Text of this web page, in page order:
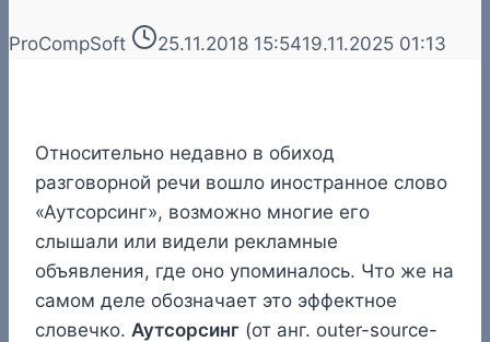
ProCompSoft 25.11.2018 15:5419.11.2025 01:13
Относительно недавно в обиход
разговорной речи вошло иностранное слово
«Аутсорсинг», возможно многие его
слышали или видели рекламные
объявления, где оно упоминалось. Что же на
самом деле обозначает это эффектное
словечко. Аутсорсинг (от анг. outer-source-